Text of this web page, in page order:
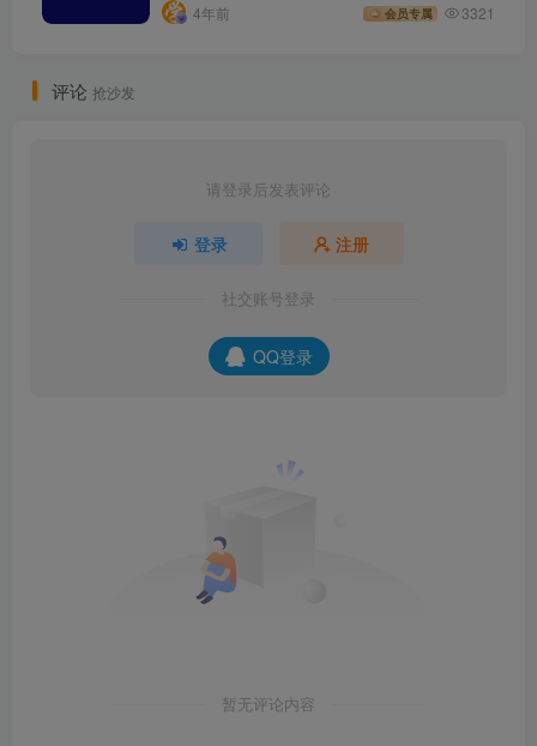
4年前 会员专属 3321
评论 抢沙发
请登录后发表评论
登录 注册
社交账号登录
QQ登录
暂无评论内容